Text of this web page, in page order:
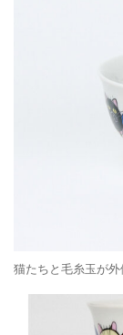
猫たちと毛糸玉が